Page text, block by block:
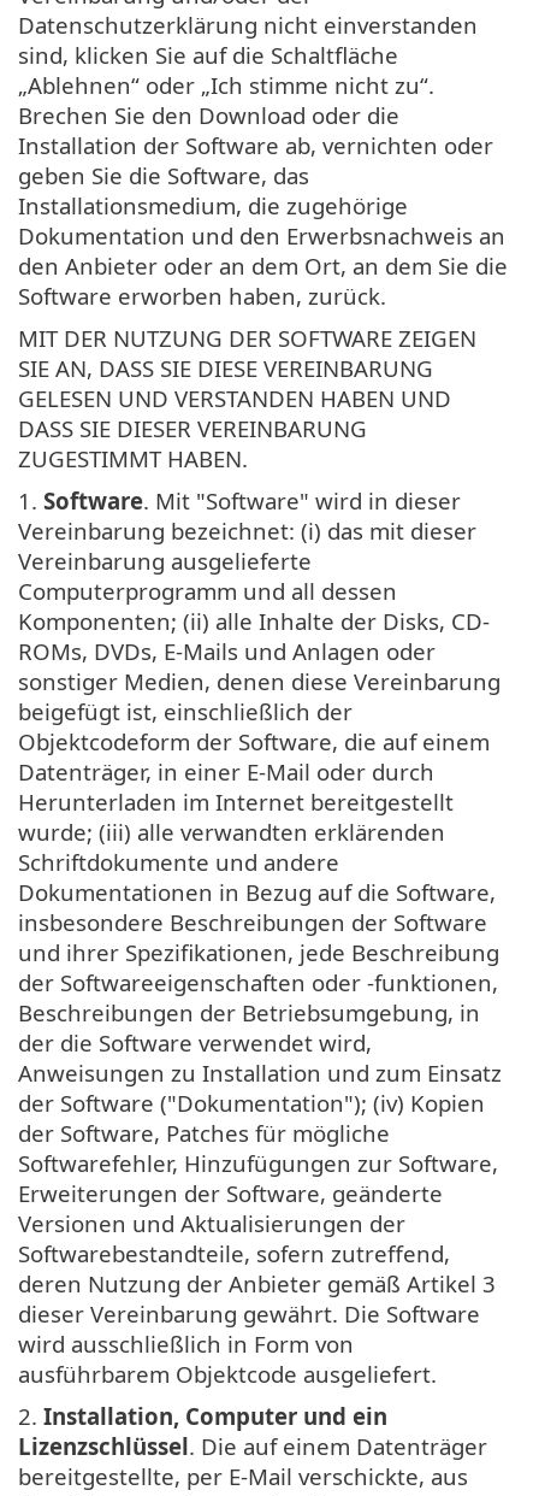
Datenschutzerklärung nicht einverstanden
sind, klicken Sie auf die Schaltfläche
„Ablehnen“ oder „Ich stimme nicht zu“.
Brechen Sie den Download oder die
Installation der Software ab, vernichten oder
geben Sie die Software, das
Installationsmedium, die zugehörige
Dokumentation und den Erwerbsnachweis an
den Anbieter oder an dem Ort, an dem Sie die
Software erworben haben, zurück.
MIT DER NUTZUNG DER SOFTWARE ZEIGEN
SIE AN, DASS SIE DIESE VEREINBARUNG
GELESEN UND VERSTANDEN HABEN UND
DASS SIE DIESER VEREINBARUNG
ZUGESTIMMT HABEN.
1. Software. Mit "Software" wird in dieser
Vereinbarung bezeichnet: (i) das mit dieser
Vereinbarung ausgelieferte
Computerprogramm und all dessen
Komponenten; (ii) alle Inhalte der Disks, CD-
ROMs, DVDs, E-Mails und Anlagen oder
sonstiger Medien, denen diese Vereinbarung
beigefügt ist, einschließlich der
Objektcodeform der Software, die auf einem
Datenträger, in einer E-Mail oder durch
Herunterladen im Internet bereitgestellt
wurde; (iii) alle verwandten erklärenden
Schriftdokumente und andere
Dokumentationen in Bezug auf die Software,
insbesondere Beschreibungen der Software
und ihrer Spezifikationen, jede Beschreibung
der Softwareeigenschaften oder -funktionen,
Beschreibungen der Betriebsumgebung, in
der die Software verwendet wird,
Anweisungen zu Installation und zum Einsatz
der Software ("Dokumentation"); (iv) Kopien
der Software, Patches für mögliche
Softwarefehler, Hinzufügungen zur Software,
Erweiterungen der Software, geänderte
Versionen und Aktualisierungen der
Softwarebestandteile, sofern zutreffend,
deren Nutzung der Anbieter gemäß Artikel 3
dieser Vereinbarung gewährt. Die Software
wird ausschließlich in Form von
ausführbarem Objektcode ausgeliefert.
2. Installation, Computer und ein
Lizenzschlüssel. Die auf einem Datenträger
bereitgestellte, per E-Mail verschickte, aus